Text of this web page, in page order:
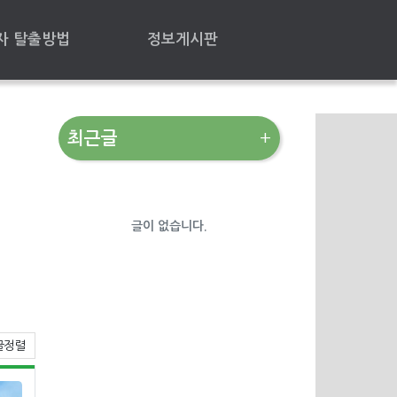
탈출방법 정보게시판
정렬게시물 정렬
최근글
글이 없습니다.